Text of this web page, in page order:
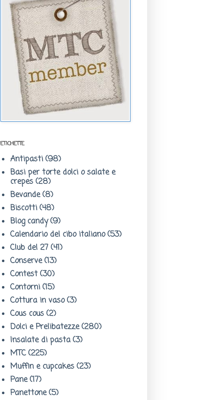
ETICHETTE
Antipasti (98)
Basi per torte dolci o salate e
crepes (28)
Bevande (8)
Biscotti (48)
Blog candy (9)
Calendario del cibo italiano (53)
Club del 27 (41)
Conserve (13)
Contest (30)
Contorni (15)
Cottura in vaso (3)
Cous cous (2)
Dolci e Prelibatezze (280)
Insalate di pasta (3)
MTC (225)
Muffin e cupcakes (23)
Pane (17)
Panettone (5)